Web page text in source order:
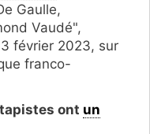
Gaulle,
Vaudé",
février 2023, sur
franco-
ont un